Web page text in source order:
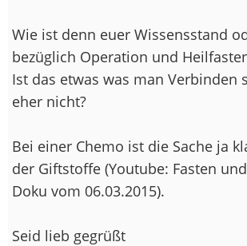
Wie ist denn euer Wissensstand
bezüglich Operation und
Ist das etwas was man Verbinden
eher nicht?
Bei einer Chemo ist die Sache ja
der Giftstoffe (Youtube: Fasten
Doku vom 06.03.2015).
Seid lieb gegrüßt